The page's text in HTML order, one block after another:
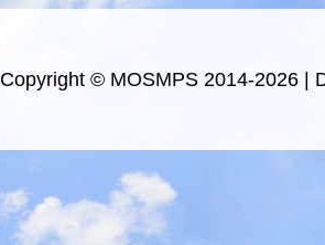
Copyright © MOSMPS 2014-2026 |